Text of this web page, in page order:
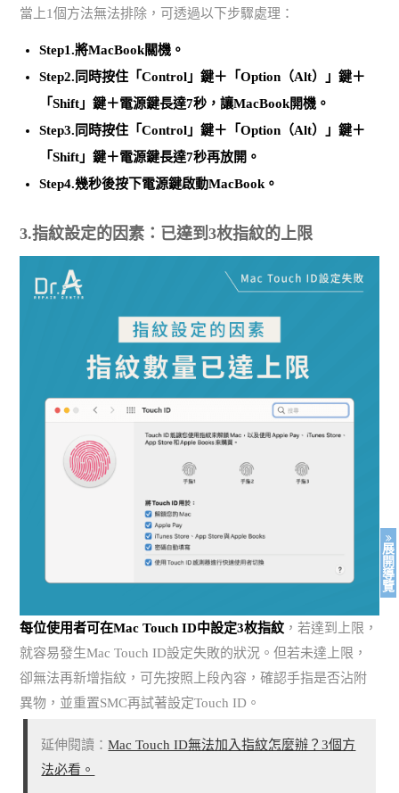
當上1個方法無法排除，可透過以下步驟處理：
Step1.將MacBook關機。
Step2.同時按住「Control」鍵＋「Option（Alt）」鍵＋
「Shift」鍵＋電源鍵長達7秒，讓MacBook開機。
Step3.同時按住「Control」鍵＋「Option（Alt）」鍵＋
「Shift」鍵＋電源鍵長達7秒再放開。
Step4.幾秒後按下電源鍵啟動MacBook。
3.指紋設定的因素：已達到3枚指紋的上限
每位使用者可在Mac Touch ID中設定3枚指紋 ，若達到上限，
就容易發生Mac Touch ID設定失敗的狀況。但若未達上限，
卻無法再新增指紋，可先按照上段內容，確認手指是否沾附
異物，並重置SMC再試著設定Touch ID。
延伸閱讀：Mac Touch ID無法加入指紋怎麼辦？3個方
法必看。
展
開
導
覽